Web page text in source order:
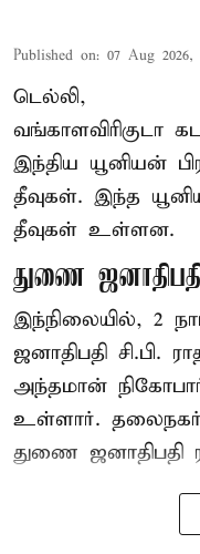
Published on: 07 Aug 2026,
டெல்லி,
வங்காளவிரிகுடா
இந்திய யூனியன்
தீவுகள். இந்த
தீவுகள் உள்ளன.
துணை
இந்நிலையில், 2
ஜனாதிபதி சி.பி.
அந்தமான்
உள்ளார். தலைநகர்
துணை ஜனாதிபதி